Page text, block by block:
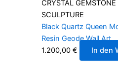
CRYSTAL GEMSTONE
SCULPTURE
Black Quartz Queen
Resin Geode Wall Art
1.200,00 € In den